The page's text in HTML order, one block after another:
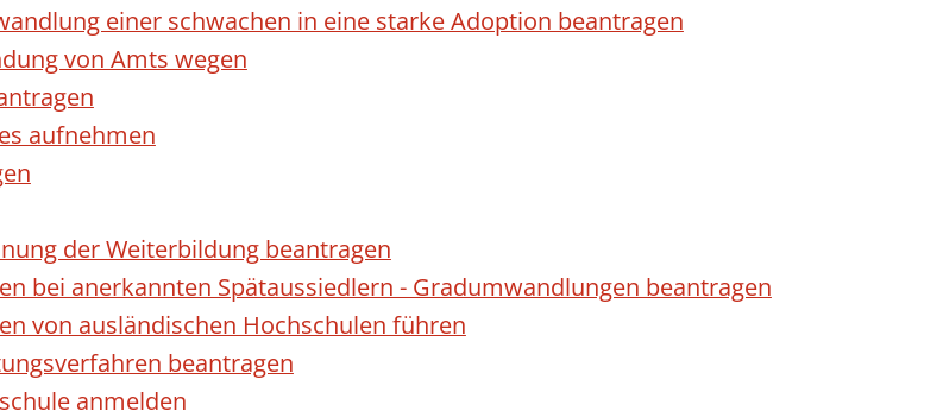
einer schwachen in eine starke Adoption beantragen
von Amts wegen
aufnehmen
der Weiterbildung beantragen
bei anerkannten Spätaussiedlern - Gradumwandlungen beantragen
von ausländischen Hochschulen führen
beantragen
anmelden